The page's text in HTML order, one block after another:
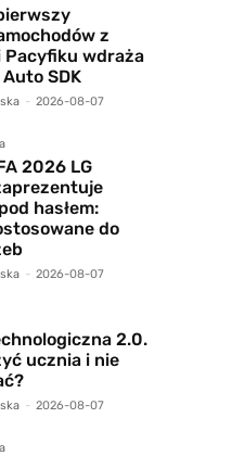
z
Pacyfiku wdraża
SDK
- 2026-08-07
2026 LG
hasłem:
do
- 2026-08-07
2.0.
ucznia i nie
- 2026-08-07